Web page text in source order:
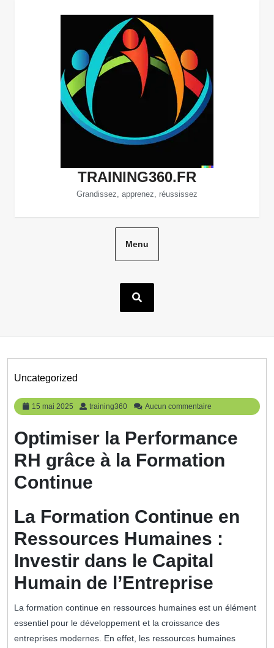
TRAINING360.FR
Grandissez, apprenez, réussissez
Menu
Uncategorized
15 mai 2025
15
mai
training360 training360
Aucun commentaire
Optimiser la Performance
RH grâce à la Formation
Continue
La Formation Continue en
Ressources Humaines :
Investir dans le Capital
Humain de l’Entreprise
La formation continue en ressources humaines est un élément
essentiel pour le développement et la croissance des
entreprises modernes. En effet, les ressources humaines